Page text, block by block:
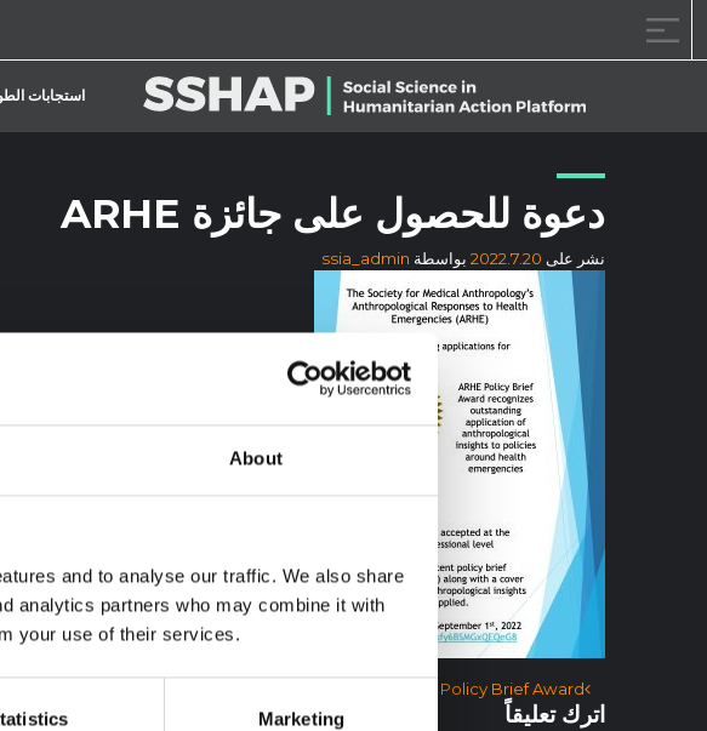
About
and to analyse our traffic. We also share
analytics partners who may combine it with
your use of their services.
Marketing
استجابات
دعوة للحصول على جائزة ARHE
نشر على 2022.7.20 بواسطة ssia_admin
آخر الملاحة
Apply now for the ARHE 2022 Policy Brief Award
اترك تعليقاً